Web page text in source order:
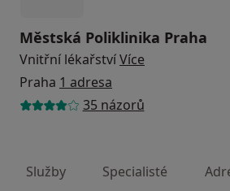
Městská Poliklinika Praha
Vnitřní lékařstvíVíce
Praha 1 adresa
35 názorů
Služby Specialisté